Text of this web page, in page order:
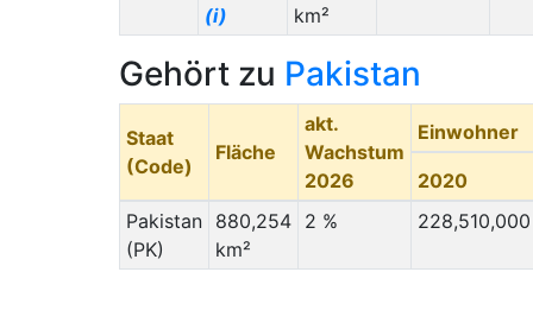
(i)
km²
Gehört zu Pakistan
Staat
(Code)
Fläche
akt.
Wachstum
2026
Einwohner
2020
Pakistan
(PK)
880,254
km²
2 % 228,510,000